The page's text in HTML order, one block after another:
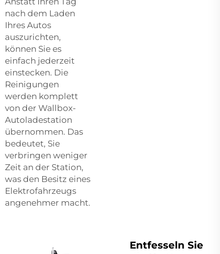
nach dem Laden
Ihres Autos
auszurichten,
können Sie es
einfach jederzeit
einstecken. Die
Reinigungen
werden komplett
von der Wallbox-
Autoladestation
übernommen. Das
bedeutet, Sie
verbringen weniger
Zeit an der Station,
was den Besitz eines
Elektrofahrzeugs
angenehmer macht.
Entfesseln Sie